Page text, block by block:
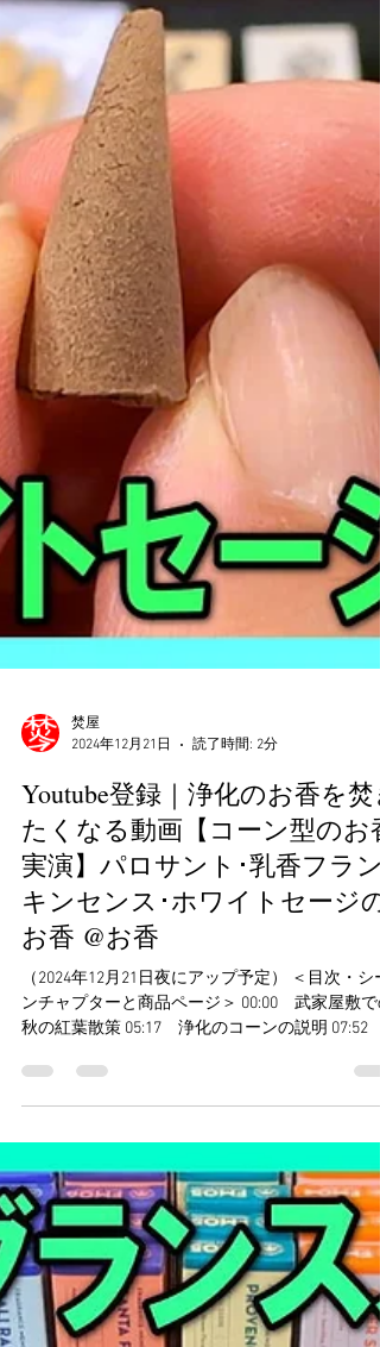
Youtube登録｜浄化のお香を焚
たくなる動画【コーン型のお香
実演】パロサント･乳香フラン
キンセンス･ホワイトセージの
お香 @お香